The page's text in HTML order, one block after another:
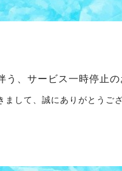
う、サービス一時停止
まして、誠にありがとう